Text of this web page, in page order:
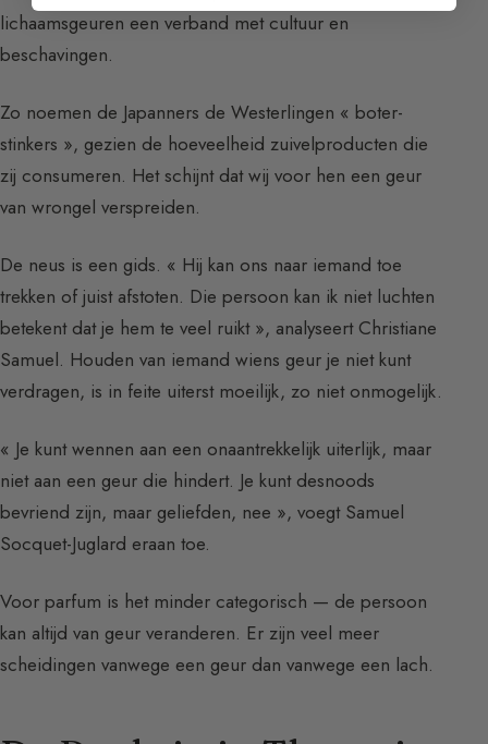
lichaamsgeuren een verband met cultuur en
beschavingen.
Zo noemen de Japanners de Westerlingen « boter-
stinkers », gezien de hoeveelheid zuivelproducten die
zij consumeren. Het schijnt dat wij voor hen een geur
van wrongel verspreiden.
De neus is een gids. « Hij kan ons naar iemand toe
trekken of juist afstoten. Die persoon kan ik niet luchten
betekent dat je hem te veel ruikt », analyseert Christiane
Samuel. Houden van iemand wiens geur je niet kunt
verdragen, is in feite uiterst moeilijk, zo niet onmogelijk.
« Je kunt wennen aan een onaantrekkelijk uiterlijk, maar
niet aan een geur die hindert. Je kunt desnoods
bevriend zijn, maar geliefden, nee », voegt Samuel
Socquet-Juglard eraan toe.
Voor parfum is het minder categorisch — de persoon
kan altijd van geur veranderen. Er zijn veel meer
scheidingen vanwege een geur dan vanwege een lach.